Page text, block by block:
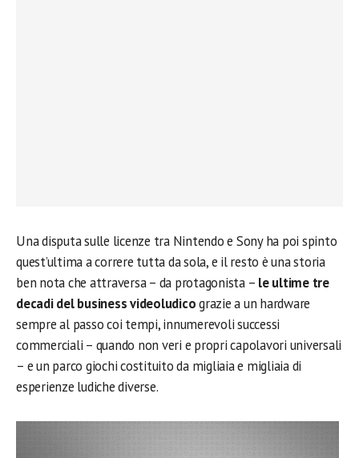
Una disputa sulle licenze tra Nintendo e Sony ha poi spinto
quest’ultima a correre tutta da sola, e il resto è una storia
ben nota che attraversa – da protagonista – le ultime tre
decadi del business videoludicograzie a un hardware
sempre al passo coi tempi, innumerevoli successi
commerciali – quando non veri e propri capolavori universali
– e un parco giochi costituito da migliaia e migliaia di
esperienze ludiche diverse.